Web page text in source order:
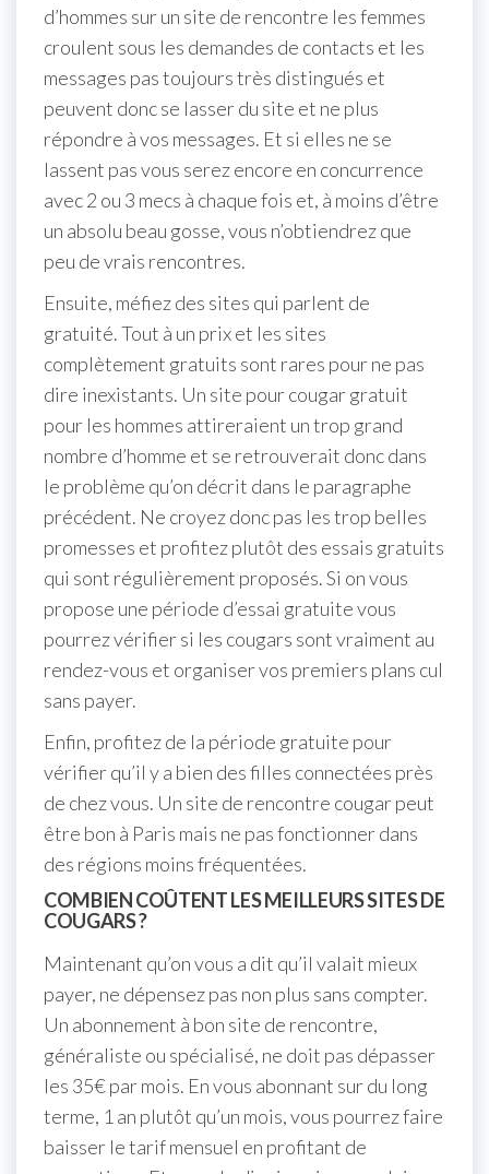
d’hommes sur un site de rencontre les femmes
croulent sous les demandes de contacts et les
messages pas toujours très distingués et
peuvent donc se lasser du site et ne plus
répondre à vos messages. Et si elles ne se
lassent pas vous serez encore en concurrence
avec 2 ou 3 mecs à chaque fois et, à moins d’être
un absolu beau gosse, vous n’obtiendrez que
peu de vrais rencontres.
Ensuite, méfiez des sites qui parlent de
gratuité. Tout à un prix et les sites
complètement gratuits sont rares pour ne pas
dire inexistants. Un site pour cougar gratuit
pour les hommes attireraient un trop grand
nombre d’homme et se retrouverait donc dans
le problème qu’on décrit dans le paragraphe
précédent. Ne croyez donc pas les trop belles
promesses et profitez plutôt des essais gratuits
qui sont régulièrement proposés. Si on vous
propose une période d’essai gratuite vous
pourrez vérifier si les cougars sont vraiment au
rendez-vous et organiser vos premiers plans cul
sans payer.
Enfin, profitez de la période gratuite pour
vérifier qu’il y a bien des filles connectées près
de chez vous. Un site de rencontre cougar peut
être bon à Paris mais ne pas fonctionner dans
des régions moins fréquentées.
COMBIEN COÛTENT LES MEILLEURS SITES DE
COUGARS ?
Maintenant qu’on vous a dit qu’il valait mieux
payer, ne dépensez pas non plus sans compter.
Un abonnement à bon site de rencontre,
généraliste ou spécialisé, ne doit pas dépasser
les 35€ par mois. En vous abonnant sur du long
terme, 1 an plutôt qu’un mois, vous pourrez faire
baisser le tarif mensuel en profitant de